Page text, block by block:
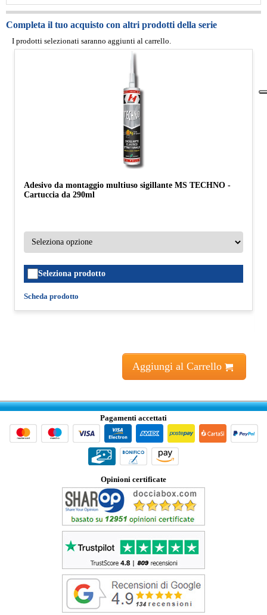
Completa il tuo acquisto con altri prodotti della serie
I prodotti selezionati saranno aggiunti al carrello.
Adesivo da montaggio multiuso sigillante MS TECHNO -
Cartuccia da 290ml
Seleziona prodotto
Scheda prodotto
Aggiungi al Carrello
Pagamenti accettati
Opinioni certificate